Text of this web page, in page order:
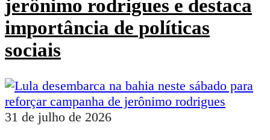
jerônimo rodrigues e destaca
importância de políticas
sociais
31 de julho de 2026